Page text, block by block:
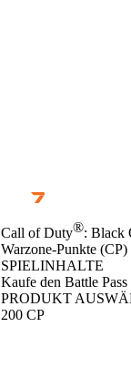
Call of Duty®: Black
Warzone-Punkte (CP)
SPIELINHALTE
Product Notification
Kaufe den Battle
PRODUKT
200 CP